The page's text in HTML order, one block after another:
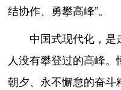
结协作、勇攀高峰”。
中国式现代化，是走
人没有攀登过的高峰
朝夕、永不懈怠的奋斗